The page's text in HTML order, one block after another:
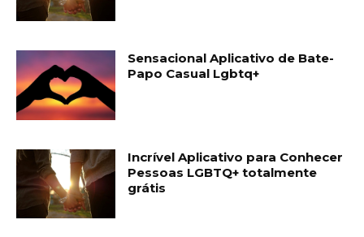
Sensacional Aplicativo de Bate-
Papo Casual Lgbtq+
Incrível Aplicativo para Conhecer
Pessoas LGBTQ+ totalmente
grátis